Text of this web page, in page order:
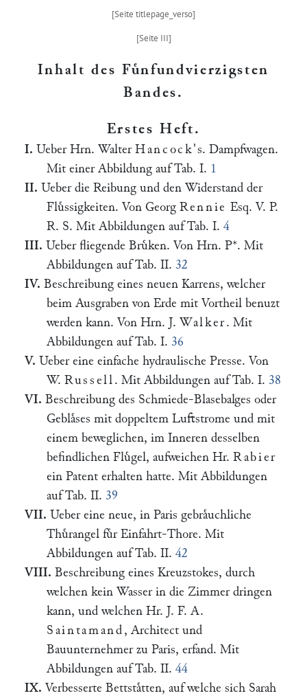
Inhalt des Fuͤnfundvierzigsten
Bandes.
Erstes Heft.
I. Ueber Hrn. Walter Hancock's. Dampfwagen.
Mit einer Abbildung auf Tab. I. 1
II. Ueber die Reibung und den Widerstand der
Fluͤssigkeiten. Von Georg Rennie Esq. V. P.
R. S. Mit Abbildungen auf Tab. I. 4
III. Ueber fliegende Bruͤken. Von Hrn. P*. Mit
Abbildungen auf Tab. II. 32
IV. Beschreibung eines neuen Karrens, welcher
beim Ausgraben von Erde mit Vortheil benuzt
werden kann. Von Hrn. J. Walker. Mit
Abbildungen auf Tab. I. 36
V. Ueber eine einfache hydraulische Presse. Von
W. Russell . Mit Abbildungen auf Tab. I. 38
VI. Beschreibung des Schmiede-Blasebalges oder
Geblaͤses mit doppeltem Luftstrome und mit
einem beweglichen, im Inneren desselben
befindlichen Fluͤgel, aufweichen Hr. Rabier
ein Patent erhalten hatte. Mit Abbildungen
auf Tab. II. 39
VII. Ueber eine neue, in Paris gebraͤuchliche
Thuͤrangel fuͤr Einfahrt-Thore. Mit
Abbildungen auf Tab. II. 42
VIII. Beschreibung eines Kreuzstokes, durch
welchen kein Wasser in die Zimmer dringen
kann, und welchen Hr. J. F. A.
Saintamand , Architect und
Bauunternehmer zu Paris, erfand. Mit
Abbildungen auf Tab. II. 44
IX. Verbesserte Bettstaͤtten, auf welche sich Sarah